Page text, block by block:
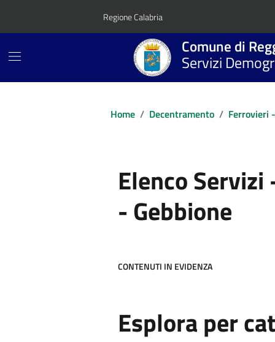
Regione Calabria
Comune di
Servizi
Home / Decentramento / Ferrovieri
Elenco
- Gebbione
CONTENUTI IN EVIDENZA
Esplora per